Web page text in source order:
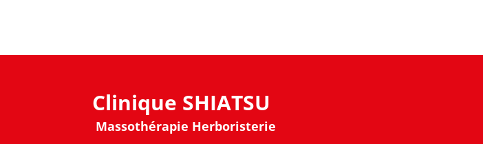
Clinique SHIATSU
Massothérapie Herboristerie